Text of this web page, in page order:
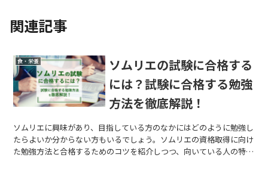
関連記事
食・栄養
ソムリエの試験に合格する
には？試験に合格する勉強
方法を徹底解説！
ソムリエに興味があり、目指している方のなかにはどのように勉強し
たらよいか分からない方もいるでしょう。ソムリエの資格取得に向け
た勉強方法と合格するためのコツを紹介しつつ、向いている人の特徴